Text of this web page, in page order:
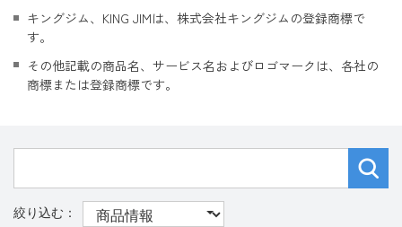
キングジム、KING JIMは、株式会社キングジムの登録商標で
す。
その他記載の商品名、サービス名およびロゴマークは、各社の
商標または登録商標です。